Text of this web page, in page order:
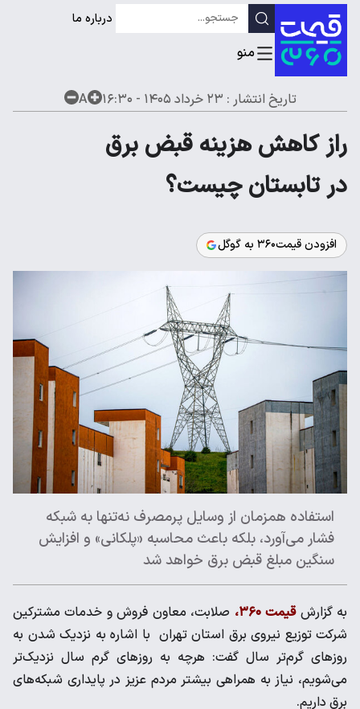
درباره ما
تاریخ انتشار : ۲۳ خرداد ۱۴۰۵ - ۱۶:۳۰ A
راز کاهش هزینه قبض برق
در تابستان چیست؟
افزودن قیمت۳۶۰ به گوگل
استفاده همزمان از وسایل پرمصرف نه‌تنها به شبکه
فشار می‌آورد، بلکه باعث محاسبه «پلکانی» و افزایش
سنگین مبلغ قبض برق خواهد شد
به گزارشقیمت ۳۶۰،
صلابت، معاون فروش و خدمات مشترکین
شرکت توزیع نیروی برق استان تهران با اشاره به نزدیک شدن به
روز‌های گرم‌تر سال گفت: هرچه به روز‌های گرم سال نزدیک‌تر
می‌شویم، نیاز به همراهی بیشتر مردم عزیز در پایداری شبکه‌های
برق داریم.